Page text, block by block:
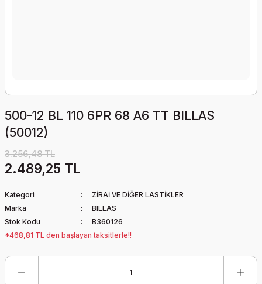
500-12 BL 110 6PR 68 A6 TT BILLAS
(50012)
3.256,48 TL
2.489,25 TL
Kategori
ZİRAİ VE DİĞER LASTİKLER
Marka
BILLAS
Stok Kodu
B360126
*468,81 TL den başlayan taksitlerle!!